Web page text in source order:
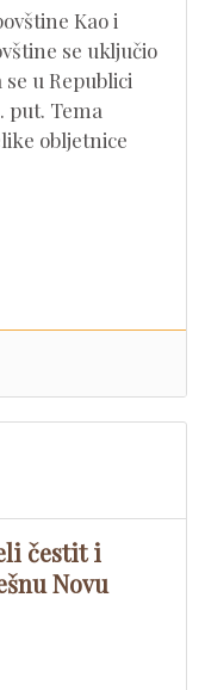
Kao i
se uključio
u Republici
put. Tema
obljetnice
čestit i
Novu